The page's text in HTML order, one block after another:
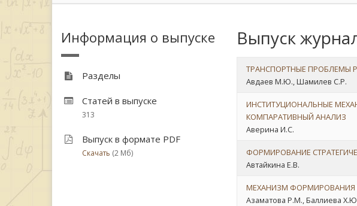
Информация о выпуске
Разделы
Статей в выпуске
313
Выпуск в формате PDF
Скачать (2 Мб)
Выпуск
ТРАНСПОРТНЫЕ ПРОБЛЕМЫ
Авдаев М.Ю., Шамилев С.Р.
ИНСТИТУЦИОНАЛЬНЫЕ
КОМПАРАТИВНЫЙ АНАЛИЗ
Аверина И.С.
ФОРМИРОВАНИЕ
Автайкина Е.В.
МЕХАНИЗМ ФОРМИРОВАНИЯ
Азаматова Р.М., Баллиева